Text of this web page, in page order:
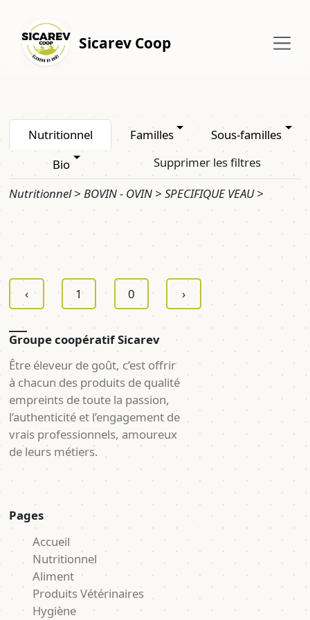
Sicarev Coop
Nutritionnel Familles
Sous-familles
Bio
Supprimer les filtres
Nutritionnel > BOVIN - OVIN > SPECIFIQUE VEAU >
‹ 1 0 ›
Groupe coopératif Sicarev
Être éleveur de goût, c’est offrir
à chacun des produits de qualité
empreints de toute la passion,
l’authenticité et l’engagement de
vrais professionnels, amoureux
de leurs métiers.
Pages
Accueil
Nutritionnel
Aliment
Produits Vétérinaires
Hygiène